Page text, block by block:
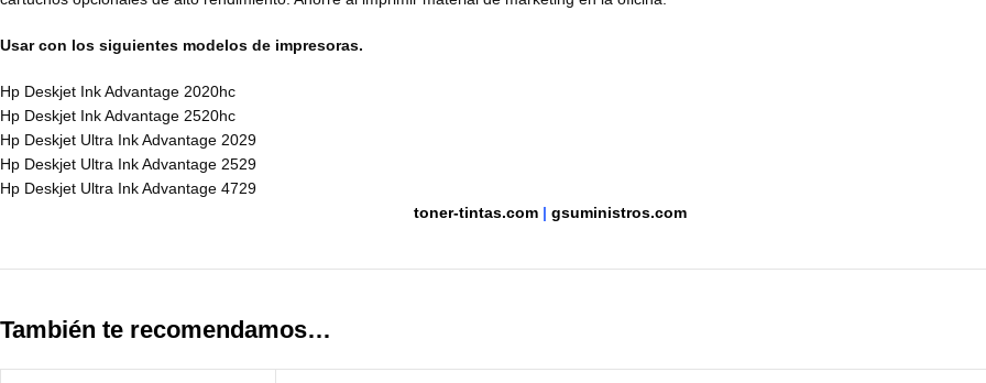
Usar con los siguientes modelos de impresoras.
Hp Deskjet Ink Advantage 2020hc
Hp Deskjet Ink Advantage 2520hc
Hp Deskjet Ultra Ink Advantage 2029
Hp Deskjet Ultra Ink Advantage 2529
Hp Deskjet Ultra Ink Advantage 4729
toner-tintas.com |gsuministros.com
También te recomendamos…